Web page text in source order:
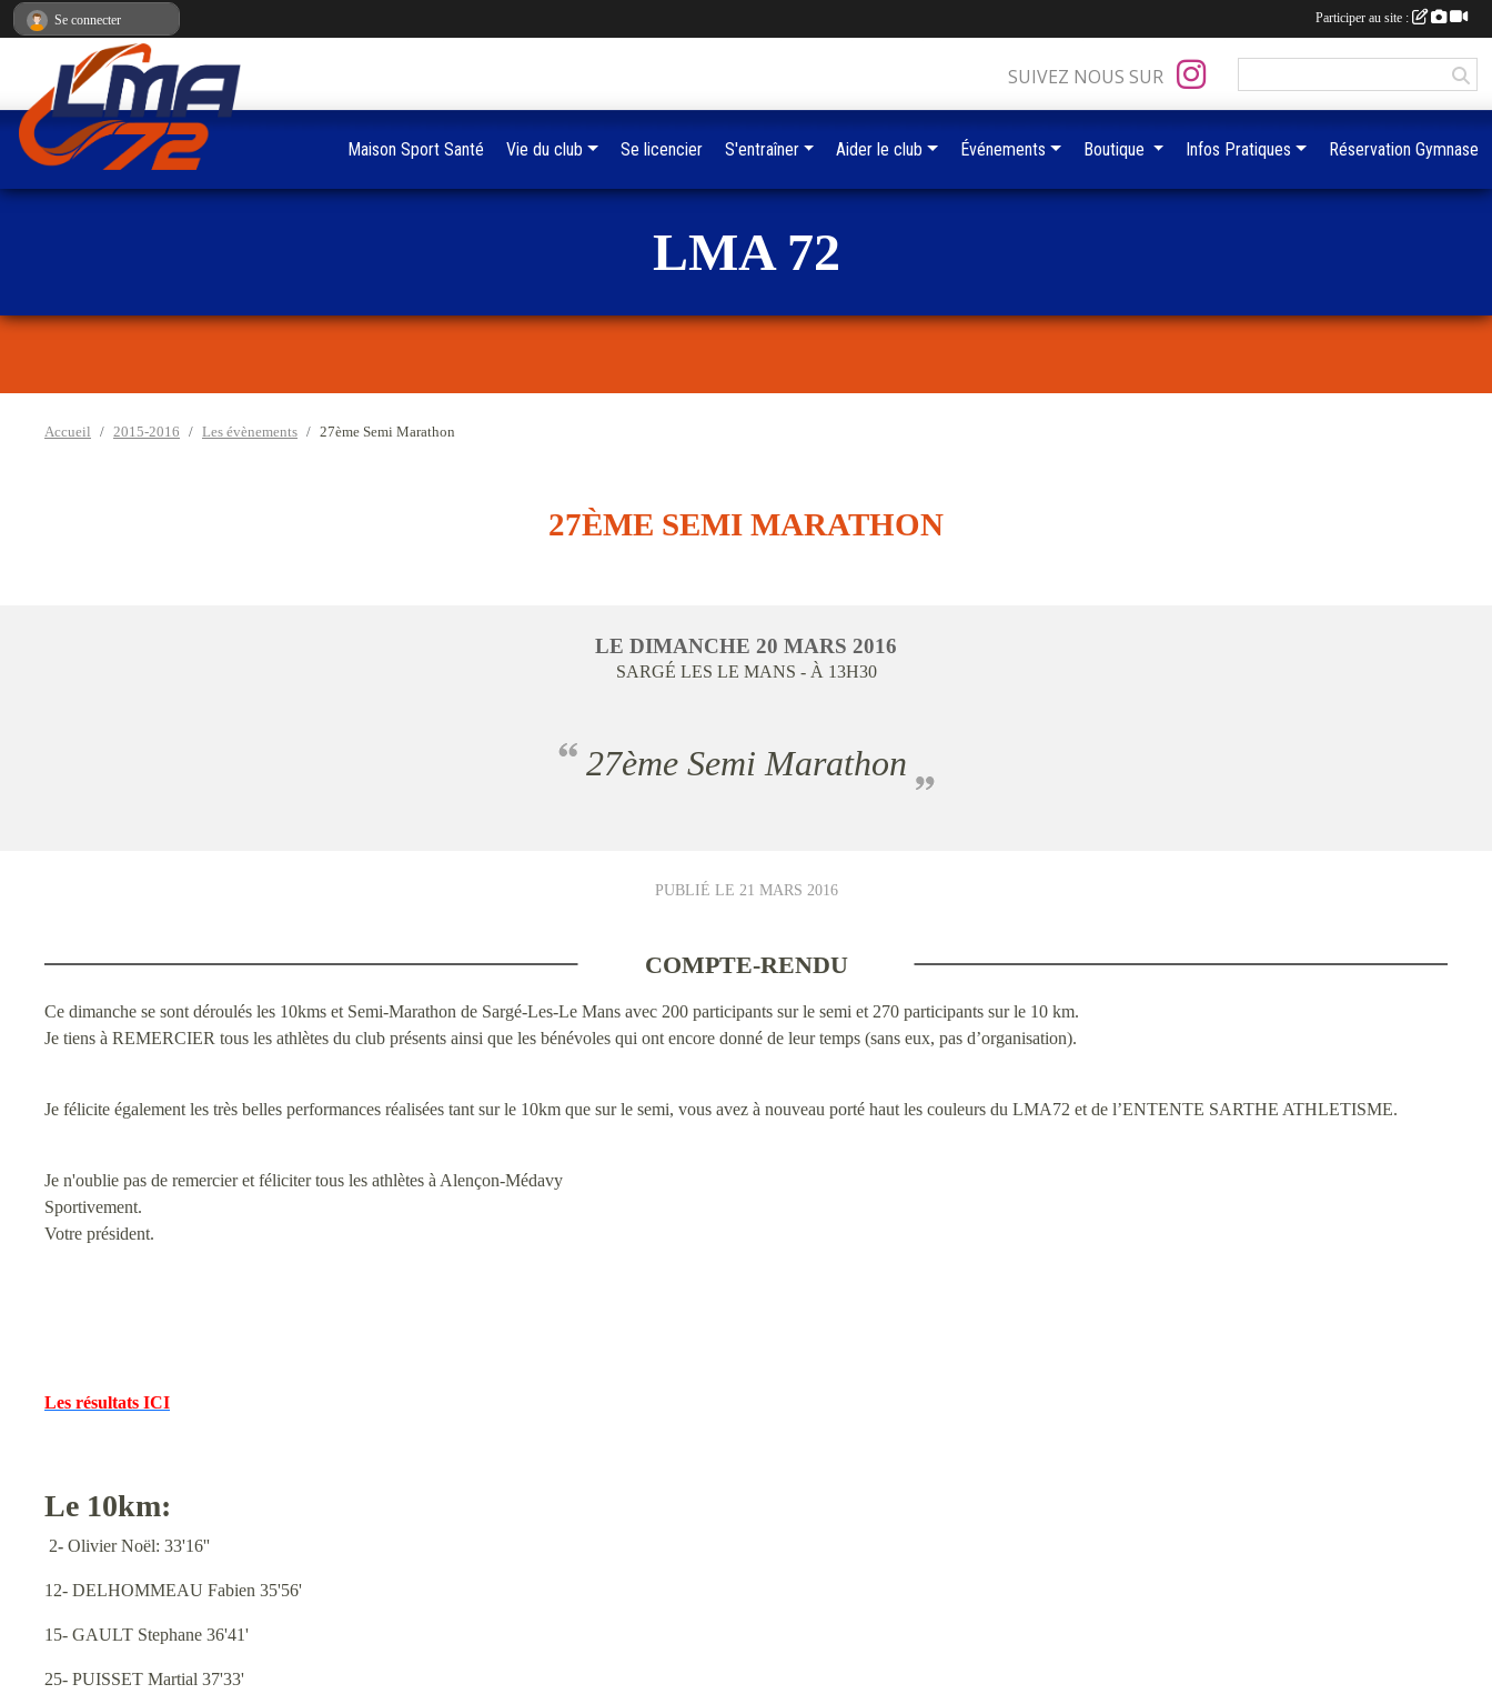
LMA 72
Accueil 2015-2016 Les évènements 27ème Semi Marathon
27ÈME SEMI MARATHON
LE DIMANCHE 20 MARS 2016
SARGÉ LES LE MANS - À 13H30
27ème Semi Marathon
PUBLIÉ LE 21 MARS 2016
COMPTE-RENDU
Ce dimanche se sont déroulés les 10kms et Semi-Marathon de Sargé-Les-Le Mans avec 200 participants sur le semi et 270 participants sur le 10 km.
Je tiens à REMERCIER tous les athlètes du club présents ainsi que les bénévoles qui ont encore donné de leur temps (sans eux, pas d’organisation).
Je félicite également les très belles performances réalisées tant sur le 10km que sur le semi, vous avez à nouveau porté haut les couleurs du LMA72 et de l’ENTENTE SARTHE ATHLETISME.
Je n'oublie pas de remercier et féliciter tous les athlètes à Alençon-Médavy
Sportivement.
Votre président.
Les résultats ICI
Le 10km:
2- Olivier Noël: 33'16''
12- DELHOMMEAU Fabien 35'56'
15- GAULT Stephane 36'41'
25- PUISSET Martial 37'33'
SUIVEZ NOUS SUR
Maison Sport Santé Vie du club Se licencier S'entraîner Aider le club Événements Boutique Infos Pratiques Réservation Gymnase
Se connecter Participer au site :
Panneau de gestion des cookies